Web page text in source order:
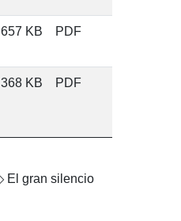
657 KB PDF
368 KB PDF
El gran silencio